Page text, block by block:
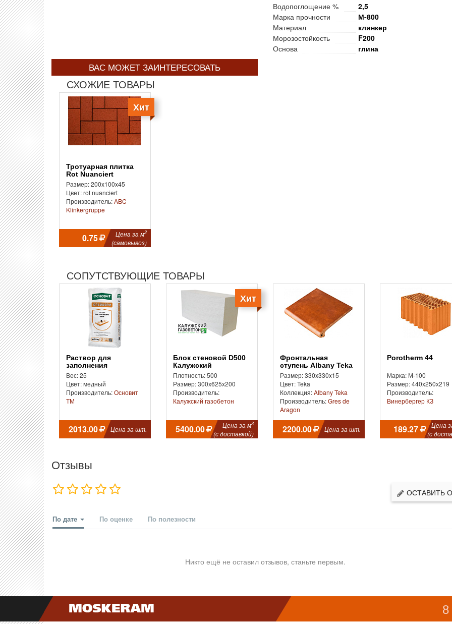
Водопоглощение %
2,5
Марка прочности
М-800
Материал
клинкер
Морозостойкость
F200
Основа
глина
ВАС МОЖЕТ ЗАИНТЕРЕСОВАТЬ
СХОЖИЕ ТОВАРЫ
Хит
Тротуарная плитка
Rot Nuanciert
Размер: 200x100x45
Цвет: rot nuanciert
Производитель:ABC
Klinkergruppe
0.75 Цена за м2
(самовывоз)
СОПУТСТВУЮЩИЕ ТОВАРЫ
Раствор для
заполнения
ФЛАЙФОРМ ХС50 WP
Вес: 25
Цвет: медный
Производитель:Основит
ТМ
2013.00 Цена за шт.
Хит
Блок стеновой D500
Калужский
Газобетон
Плотность: 500
Размер: 300x625x200
Производитель:
Калужский газобетон
5400.00 Цена за м3
(с доставкой)
Фронтальная
ступень Albany Teka
Размер: 330x330x15
Цвет: Teka
Коллекция:Albany Teka
Производитель:Gres de
Aragon
2200.00 Цена за шт.
Porotherm 44
Марка: М-100
Размер: 440x250x219
Производитель:
Винербергер КЗ
189.27
Цена
(с
Отзывы
ОСТАВИТЬ
По дате По оценке По полезности
Никто ещё не оставил отзывов, станьте первым.